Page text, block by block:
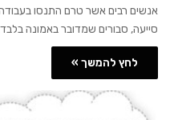
אנשים רבים אשר טרם התנסו
סייעה, סבורים שמדובר באמונה
לחץ להמשך »